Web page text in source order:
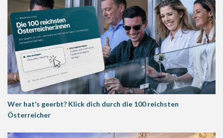
Wer hat’s geerbt? Klick dich durch die 100 reichsten
Österreicher